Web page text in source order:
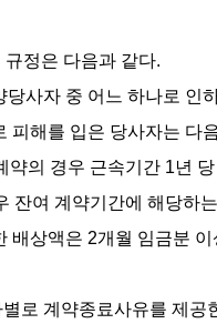
정은 다음과 같다.
당사자 중 어느 하나로 인
피해를 입은 당사자는 다
약의 경우 근속기간 1년
잔여 계약기간에 해당하
배상액은 2개월 임금분
로 계약종료사유를 제